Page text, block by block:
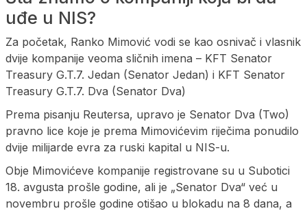
uđe u NIS?
Za početak, Ranko Mimović vodi se kao osnivač i vlasnik
dvije kompanije veoma sličnih imena – KFT Senator
Treasury G.T.7. Jedan (Senator Jedan) i KFT Senator
Treasury G.T.7. Dva (Senator Dva)
Prema pisanju Reutersa, upravo je Senator Dva (Two)
pravno lice koje je prema Mimovićevim riječima ponudilo
dvije milijarde evra za ruski kapital u NIS-u.
Obje Mimovićeve kompanije registrovane su u Subotici
18. avgusta prošle godine, ali je „Senator Dva“ već u
novembru prošle godine otišao u blokadu na 8 dana, a